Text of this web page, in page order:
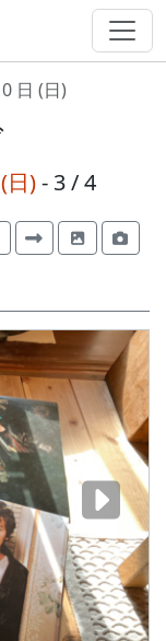
日 (日)
(日)- 3 / 4